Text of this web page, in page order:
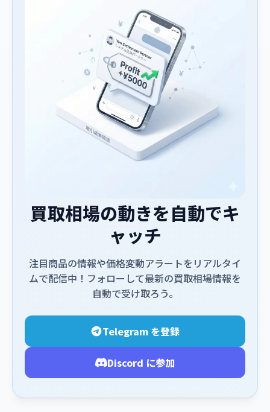
買取相場の動きを自動でキ
ャッチ
注目商品の情報や価格変動アラートをリアルタイ
ムで配信中！フォローして最新の買取相場情報を
自動で受け取ろう。
Telegram を登録
Discord に参加